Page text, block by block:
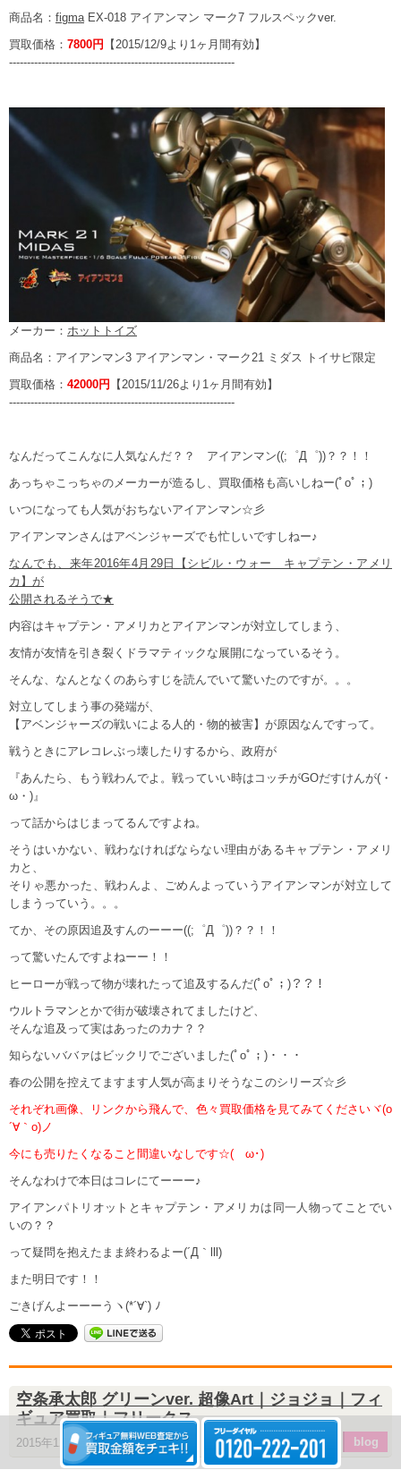
商品名： figmaEX-018 アイアンマン マーク7 フルスペックver.
買取価格： 7800円
【2015/12/9より1ヶ月間有効】
---------------------------------------------------------------
メーカー： ホットトイズ
商品名：アイアンマン3 アイアンマン・マーク21 ミダス トイサピ限定
買取価格： 42000円
【2015/11/26より1ヶ月間有効】
---------------------------------------------------------------
なんだってこんなに人気なんだ？？ アイアンマン((;゜Д゜))？？！！
あっちゃこっちゃのメーカーが造るし、買取価格も高いしねー(ﾟoﾟ；)
いつになっても人気がおちないアイアンマン☆彡
アイアンマンさんはアベンジャーズでも忙しいですしねー♪
なんでも、来年2016年4月29日【シビル・ウォー キャプテン・アメリ
カ】が
公開されるそうで★
内容はキャプテン・アメリカとアイアンマンが対立してしまう、
友情が友情を引き裂くドラマティックな展開になっているそう。
そんな、なんとなくのあらすじを読んでいて驚いたのですが。。。
対立してしまう事の発端が、
【アベンジャーズの戦いによる人的・物的被害】が原因なんですって。
戦うときにアレコレぶっ壊したりするから、政府が
『あんたら、もう戦わんでよ。戦っていい時はコッチがGOだすけんが(・
ω・)』
って話からはじまってるんですよね。
そうはいかない、戦わなければならない理由があるキャプテン・アメリ
カと、
そりゃ悪かった、戦わんよ、ごめんよっていうアイアンマンが対立して
しまうっていう。。。
てか、その原因追及すんのーーー((;゜Д゜))？？！！
って驚いたんですよねーー！！
ヒーローが戦って物が壊れたって追及するんだ(ﾟoﾟ；)？？！
ウルトラマンとかで街が破壊されてましたけど、
そんな追及って実はあったのカナ？？
知らないババァはビックリでございました(ﾟoﾟ；)・・・
春の公開を控えてますます人気が高まりそうなこのシリーズ☆彡
それぞれ画像、リンクから飛んで、色々買取価格を見てみてくださいヾ(o
´∀｀o)ノ
今にも売りたくなること間違いなしです☆(ゝω･)
そんなわけで本日はコレにてーーー♪
アイアンパトリオットとキャプテン・アメリカは同一人物ってことでい
いの？？
って疑問を抱えたまま終わるよー(´Д｀lll)
また明日です！！
ごきげんよーーーうヽ(*´∀`) ﾉ
空条承太郎 グリーンver. 超像Art｜ジョジョ｜フィ
ギュア買取｜フリークス
2015年12月15日 17:25 blog